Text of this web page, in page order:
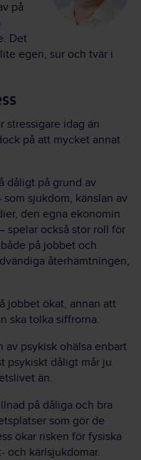
på
Det
egen, sur och tvär i
stressigare idag än
på att mycket annat
dåligt på grund av
sjukdom, känslan av
den egna ekonomin
spelar också stor roll för
på jobbet och
återhämtningen,
jobbet ökat, annan att
ska tolka siffrorna.
av psykisk ohälsa enbart
psykiskt dåligt mår ju
än.
på dåliga och bra
som gör de
ökar risken för fysiska
och kärlsjukdomar.